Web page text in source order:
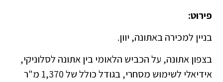
פירוט:
בניין למכירה באתונה, יוון.
בצפון אתונה, על הכביש הלאומי בין אתונה לסלוניקי,
אידיאלי לשימוש מסחרי, בגודל כולל של 1,370 מ"ר